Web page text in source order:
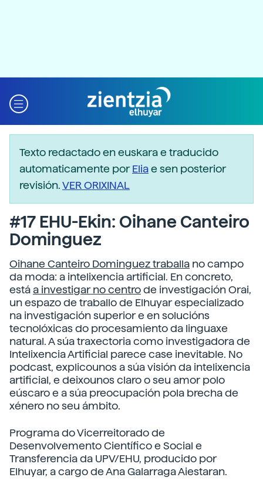
Texto redactado en euskara e traducido
automaticamente porEliae sen posterior
revisión.VER ORIXINAL
#17 EHU-Ekin: Oihane Canteiro
Dominguez
Oihane Canteiro Dominguez traballa no campo
da moda: a intelixencia artificial. En concreto,
está a investigar no centrode investigación Orai,
un espazo de traballo de Elhuyar especializado
na investigación superior e en solucións
tecnolóxicas do procesamiento da linguaxe
natural. A súa traxectoria como investigadora de
Intelixencia Artificial parece case inevitable. No
podcast, explicounos a súa visión da intelixencia
artificial, e deixounos claro o seu amor polo
eúscaro e a súa preocupación pola brecha de
xénero no seu ámbito.
Programa do Vicerreitorado de
Desenvolvemento Científico e Social e
Transferencia da UPV/EHU, producido por
Elhuyar, a cargo de Ana Galarraga Aiestaran.